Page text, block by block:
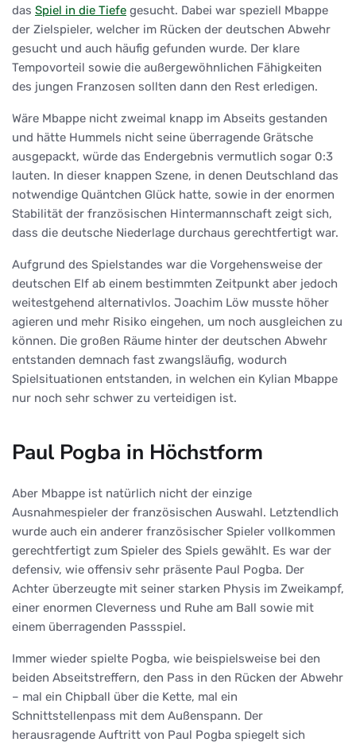
das Spiel in die Tiefe gesucht. Dabei war speziell Mbappe
der Zielspieler, welcher im Rücken der deutschen Abwehr
gesucht und auch häufig gefunden wurde. Der klare
Tempovorteil sowie die außergewöhnlichen Fähigkeiten
des jungen Franzosen sollten dann den Rest erledigen.
Wäre Mbappe nicht zweimal knapp im Abseits gestanden
und hätte Hummels nicht seine überragende Grätsche
ausgepackt, würde das Endergebnis vermutlich sogar 0:3
lauten. In dieser knappen Szene, in denen Deutschland das
notwendige Quäntchen Glück hatte, sowie in der enormen
Stabilität der französischen Hintermannschaft zeigt sich,
dass die deutsche Niederlage durchaus gerechtfertigt war.
Aufgrund des Spielstandes war die Vorgehensweise der
deutschen Elf ab einem bestimmten Zeitpunkt aber jedoch
weitestgehend alternativlos. Joachim Löw musste höher
agieren und mehr Risiko eingehen, um noch ausgleichen zu
können. Die großen Räume hinter der deutschen Abwehr
entstanden demnach fast zwangsläufig, wodurch
Spielsituationen entstanden, in welchen ein Kylian Mbappe
nur noch sehr schwer zu verteidigen ist.
Paul Pogba in Höchstform
Aber Mbappe ist natürlich nicht der einzige
Ausnahmespieler der französischen Auswahl. Letztendlich
wurde auch ein anderer französischer Spieler vollkommen
gerechtfertigt zum Spieler des Spiels gewählt. Es war der
defensiv, wie offensiv sehr präsente Paul Pogba. Der
Achter überzeugte mit seiner starken Physis im Zweikampf,
einer enormen Cleverness und Ruhe am Ball sowie mit
einem überragenden Passspiel.
Immer wieder spielte Pogba, wie beispielsweise bei den
beiden Abseitstreffern, den Pass in den Rücken der Abwehr
– mal ein Chipball über die Kette, mal ein
Schnittstellenpass mit dem Außenspann. Der
herausragende Auftritt von Paul Pogba spiegelt sich